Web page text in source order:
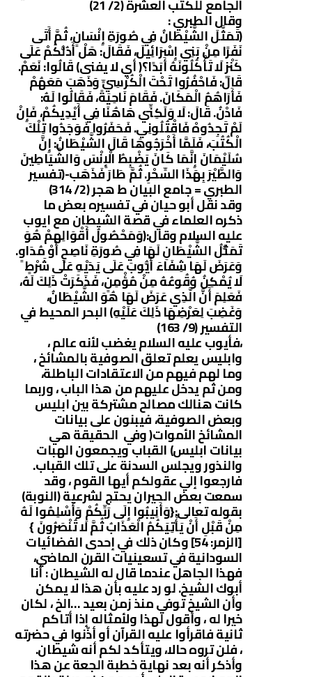
الجامع للكتب العشرة (2/ 21)
وقال الطبري :
(تَمَثَّلَ الشَّيْطَانُ فِي صُورَةِ إِنْسَانٍ، ثُمَّ أَتَى
نَفَرًا مِنْ بَنِي إِسْرَائِيلَ، فَقَالَ: هَلْ أَدُلُّكُمْ عَلَى
كَنْزٍ لَا تَأْكُلُونَهُ أَبَدًا؟( أي لا يفنى) قَالُوا: نَعَمْ.
قَالَ: فَاحْفُرُوا تَحْتَ الْكُرْسِيِّ وَذَهَبَ مَعَهُمْ
فَأَرَاهُمُ الْمَكَانَ. فَقَامَ نَاحِيَةً، فَقَالُوا لَهُ:
فَادْنُ. قَالَ: لَا وَلَكِنِّي هَاهُنَا فِي أَيْدِيكُمْ، فَإِنْ
لَمْ تَجِدُوهْ فَاقْتُلُونِي. فَحَفَرُوا فَوَجَدُوا تِلْكَ
الْكُتُبَ، فَلَمَّا أَخْرَجُوهَا قَالَ الشَّيْطَانُ: إِنَّ
سُلَيْمَانَ إِنَّمَا كَانَ يَضْبِطُ الْإِنْسَ وَالشَّيَاطِينَ
وَالطَّيْرَ بِهَذَا السِّحْرِ. ثُمَّ طَارَ فَذَهَب-(تفسير
الطبري = جامع البيان ط هجر (2/ 314)
وقد نقل أبو حيان في تفسيره بعض ما
ذكره العلماء في قصة الشيطان مع ايوب
عليه السلام وقال:(وَمَحْصُولُ أَقْوَالِهِمْ هُوَ
تَمَثُّلُ الشَّيْطَانِ لَهَا فِي صُورَةِ نَاصِحٍ أَوْ مُدَاوٍ.
وَعَرَضَ لَهَا شِفَاءَ أَيُّوبَ عَلَى يَدَيْهِ عَلَى شَرْطٍ
لَا يُمْكِنُ وُقُوعُهُ مِنْ مُؤْمِنٍ، فَذَكَرَتْ ذَلِكَ لَهُ،
فَعَلِمَ أَنَّ الَّذِي عَرَضَ لَهَا هُوَ الشَّيْطَانُ،
وَغَضِبَ لِعَرْضِهَا ذَلِكَ عَلَيْهِ) البحر المحيط في
التفسير (9/ 163)
،فأيوب عليه السلام يغضب لأنه عالم ،
وابليس يعلم تعلق الصوفية بالمشائخ ،
وما لهم فيهم من الاعتقادات الباطلة،
ومن ثم يدخل عليهم من هذا الباب ، وربما
كانت هنالك مصالح مشتركة بين ابليس
وبعض الصوفية، فيبنون على بيانات
المشائخ الأموات( وفي الحقيقة هي
بيانات ابليس) القباب ويجمعون الهبات
والنذور ويجلس السدنة على تلك القباب.
فارجعوا إلي عقولكم أيها القوم ، وقد
سمعت بعض الحيران يحتج لشرعية (النوبة)
بقوله تعالى:{وَأَنِيبُوا إِلَى رَبِّكُمْ وَأَسْلِمُوا لَهُ
مِنْ قَبْلِ أَنْ يَأْتِيَكُمُ الْعَذَابُ ثُمَّ لَا تُنْصَرُونَ }
[الزمر: 54] وكان ذلك في إحدى الفضائيات
السودانية في تسعينيات القرن الماضي،
فهذا الجاهل عندما قال له الشيطان : أنا
أبوك الشيخ. لو رد عليه بأن هذا لا يمكن
وأن الشيخ توفي منذ زمن بعيد …الخ ، لكان
خيرا له ، وأقول لهذا ولأمثاله إذا أتاكم
ثانية فاقرأوا عليه القرآن أو أذّنوا في حضرته
، فلن تروه حالا، ويتأكد لكم أنه شيطان.
وأذكر أنه بعد نهاية خطبة الجعة عن هذا